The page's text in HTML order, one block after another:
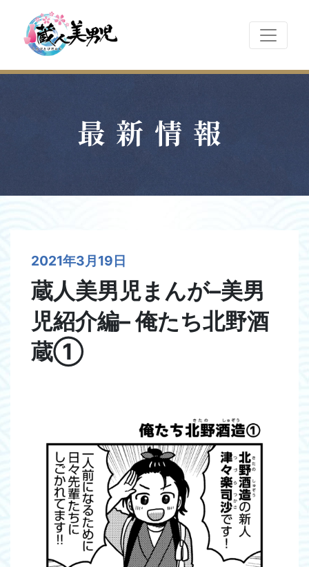
最新情報
2021年3月19日
蔵人美男児まんが–美男
児紹介編– 俺たち北野酒
蔵①